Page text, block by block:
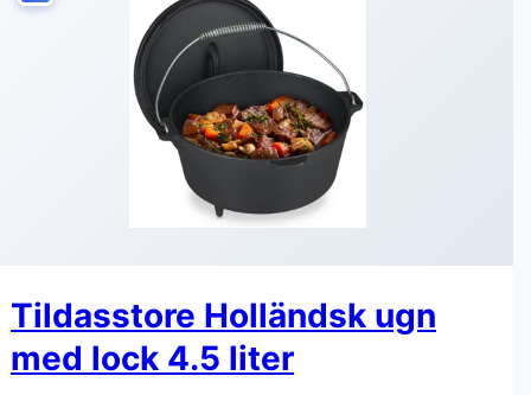
Tildasstore Holländsk ugn
med lock 4.5 liter